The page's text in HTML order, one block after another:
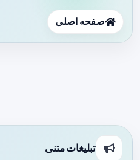
صفحه اصلی
تبلیغات متنی